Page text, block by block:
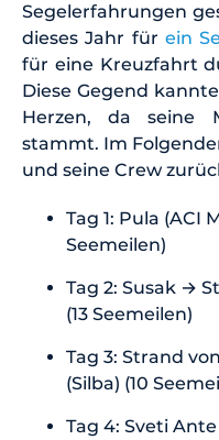
Segelerfahrungen
dieses Jahr für ein
für eine Kreuzfahrt
Diese Gegend
Herzen, da seine
stammt. Im
und seine Crew
Tag 1: Pula (ACI
Seemeilen)
Tag 2: Susak →
(13 Seemeilen)
Tag 3: Strand
(Silba) (10
Tag 4: Sveti